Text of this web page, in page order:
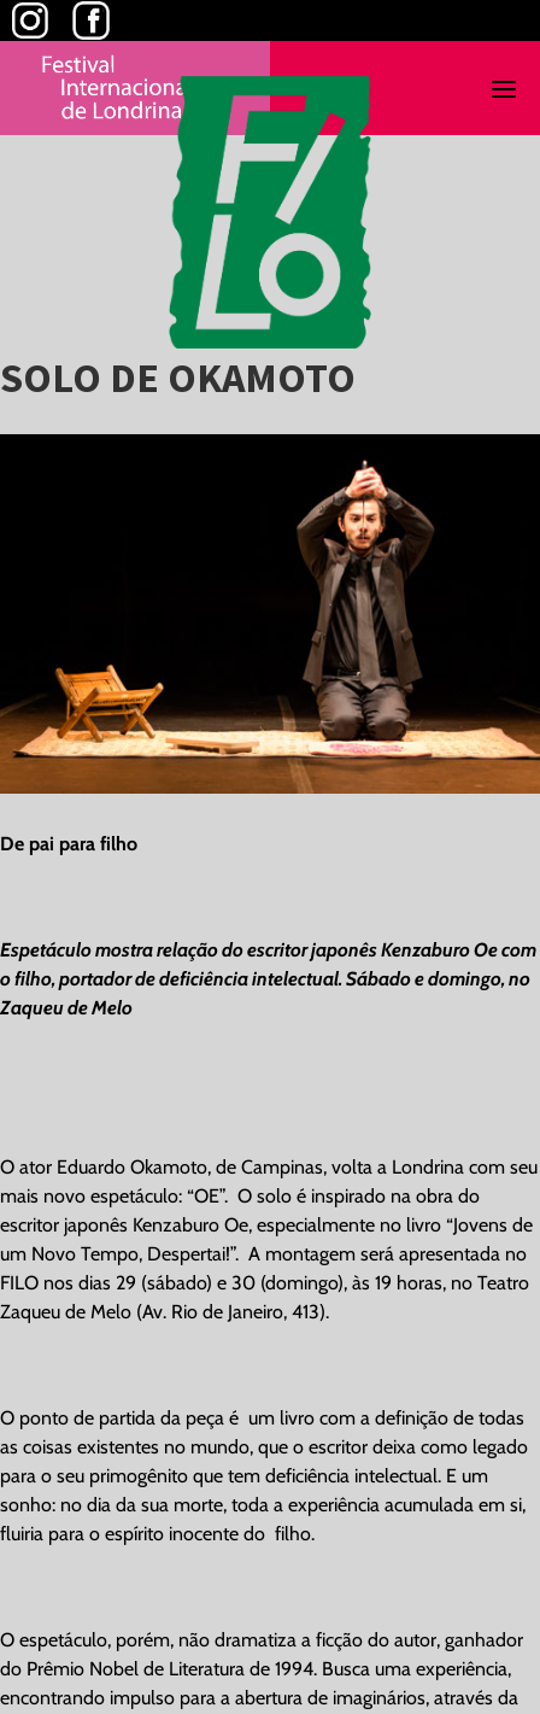
Skip
to
content
SOLO DE OKAMOTO
De pai para filho
Espetáculo mostra relação do escritor japonês Kenzaburo Oe com
o filho, portador de deficiência intelectual. Sábado e domingo, no
Zaqueu de Melo
O ator Eduardo Okamoto, de Campinas, volta a Londrina com seu
mais novo espetáculo: “OE”. O solo é inspirado na obra do
escritor japonês Kenzaburo Oe, especialmente no livro “Jovens de
um Novo Tempo, Despertai!”. A montagem será apresentada no
FILO nos dias 29 (sábado) e 30 (domingo), às 19 horas, no Teatro
Zaqueu de Melo (Av. Rio de Janeiro, 413).
O ponto de partida da peça é um livro com a definição de todas
as coisas existentes no mundo, que o escritor deixa como legado
para o seu primogênito que tem deficiência intelectual. E um
sonho: no dia da sua morte, toda a experiência acumulada em si,
fluiria para o espírito inocente do filho.
O espetáculo, porém, não dramatiza a ficção do autor, ganhador
do Prêmio Nobel de Literatura de 1994. Busca uma experiência,
encontrando impulso para a abertura de imaginários, através da